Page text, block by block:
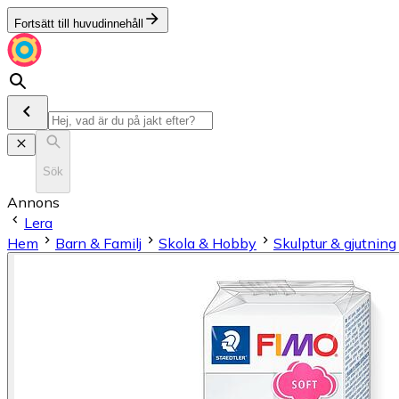
Fortsätt till huvudinnehåll
Sök
Annons
Lera
Hem
Barn & Familj Skola & Hobby Skulptur & gjutning